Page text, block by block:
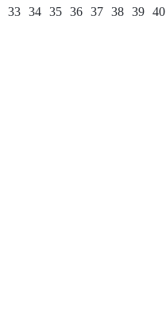
33 34 35 36 37 38 39 40